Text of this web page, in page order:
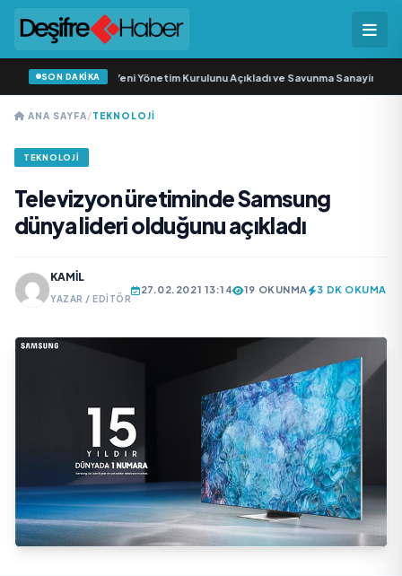
SON DAKİKA
Sanayi AŞ Yeni Yönetim Kurulunu Açıkladı ve Savunma Sanayinde
ANA SAYFA/TEKNOLOJI
TEKNOLOJI
Televizyon üretiminde Samsung
dünya lideri olduğunu açıkladı
KAMIL
YAZAR / EDITÖR
27.02.2021 13:14 19 OKUNMA 3 DK OKUMA